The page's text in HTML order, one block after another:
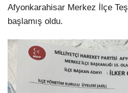
Afyonkarahisar Merkez İlçe
başlamış oldu.